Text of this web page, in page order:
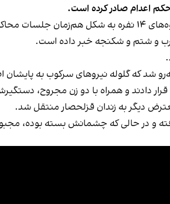
ضرب و شتم و شکنجه خبر داده است.
دادند و همراه با دو زن مجروح،
و در حالی‌ که چشمانش بسته بوده،